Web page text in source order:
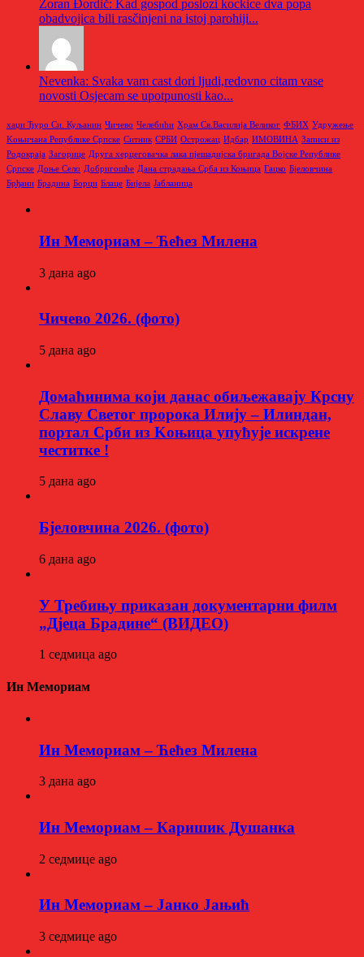
Zoran Đordič: Kad gospod poslozi kockice dva popa
obadvojica bili rasčinjeni na istoj parohiji...
Nevenka: Svaka vam cast dori ljudi,redovno citam vase
novosti Osjecam se upotpunosti kao...
хаџи Ђуро Си. Куљанин Чичево Челебићи Храм Св.Василија Великог ФБИХ Удружење
Kоњичана Републике Српске Ситник СРБИ Острожац Идбар ИМОВИНА Записи из
Родoкраја Загорице Друга херцеговачка лака пјешадијска бригада Војске Републике
Српске Доње Село Добригошће Дана страдања Срба из Коњица Гацко Бјеловчина
Брђани Брадина Борци Блаце Бијела Јабланица
Ин Мемориам – Ћећез Милена
3 дана ago
Чичево 2026. (фото)
5 дана ago
Домаћинима који данас обиљежавају Крсну
Славу Светог пророка Илију – Илиндан,
портал Срби из Kоњица упућује искрене
честитке !
5 дана ago
Бјеловчина 2026. (фото)
6 дана ago
У Требињу приказан документарни филм
„Дјеца Брадине“ (ВИДЕО)
1 седмица ago
Ин Мемориам
Ин Мемориам – Ћећез Милена
3 дана ago
Ин Мемориам – Каришик Душанка
2 седмице ago
Ин Мемориам – Јанко Јањић
3 седмице ago